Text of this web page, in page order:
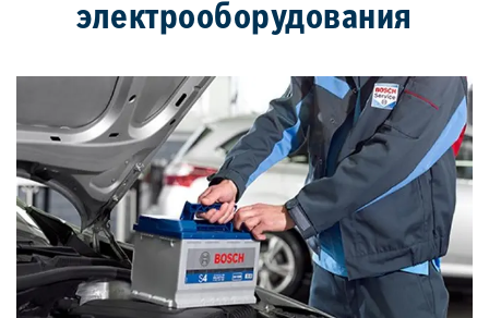
электрооборудования